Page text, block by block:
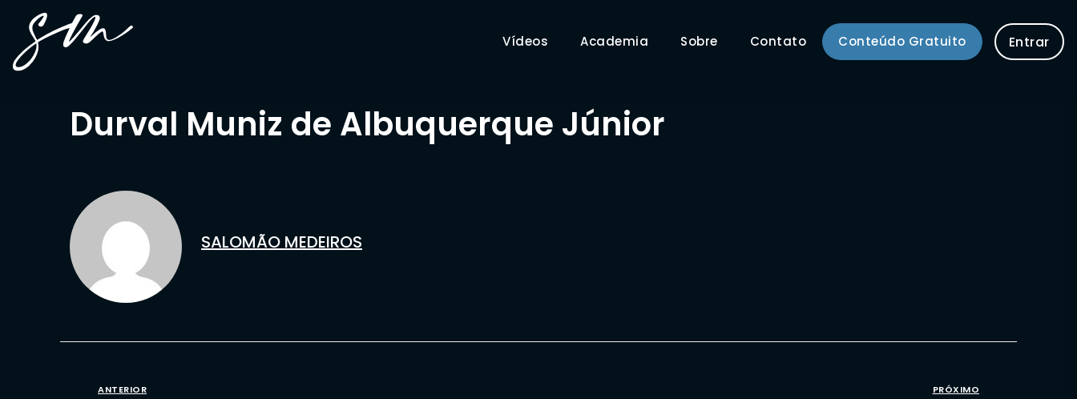
Vídeos Academia Sobre Contato Conteúdo Gratuito Entrar
Durval Muniz de Albuquerque Júnior
SALOMÃO MEDEIROS
ANTERIOR PRÓXIMO